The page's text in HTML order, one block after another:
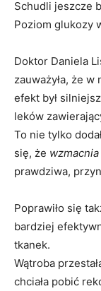
Schudli jeszcze
Poziom glukozy
Doktor Daniela
zauważyła, że
efekt był
leków
To nie tylko
się, że wzmacnia
prawdziwa,
Poprawiło się
bardziej
tkanek.
Wątroba
chciała pobić